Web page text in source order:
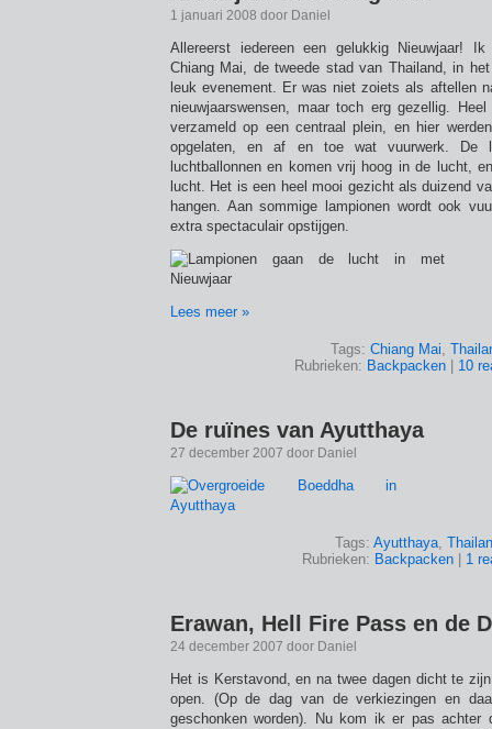
1 januari 2008 door Daniel
Allereerst iedereen een gelukkig Nieuwjaar!
Chiang Mai, de tweede stad van Thailand, in
leuk evenement. Er was niet zoiets als aftellen
nieuwjaarswensen, maar toch erg gezellig.
verzameld op een centraal plein, en hier
opgelaten, en af en toe wat vuurwerk. De
luchtballonnen en komen vrij hoog in de lucht,
lucht. Het is een heel mooi gezicht als duizend
hangen. Aan sommige lampionen wordt ook
extra spectaculair opstijgen.
Lees meer »
Tags: Chiang Mai,
Rubrieken: Backpacken 10
De ruïnes van Ayutthaya
27 december 2007 door Daniel
Tags: Ayutthaya,
Rubrieken: Backpacken 1
Erawan, Hell Fire Pass en de
24 december 2007 door Daniel
Het is Kerstavond, en na twee dagen dicht te
open. (Op de dag van de verkiezingen en
geschonken worden). Nu kom ik er pas